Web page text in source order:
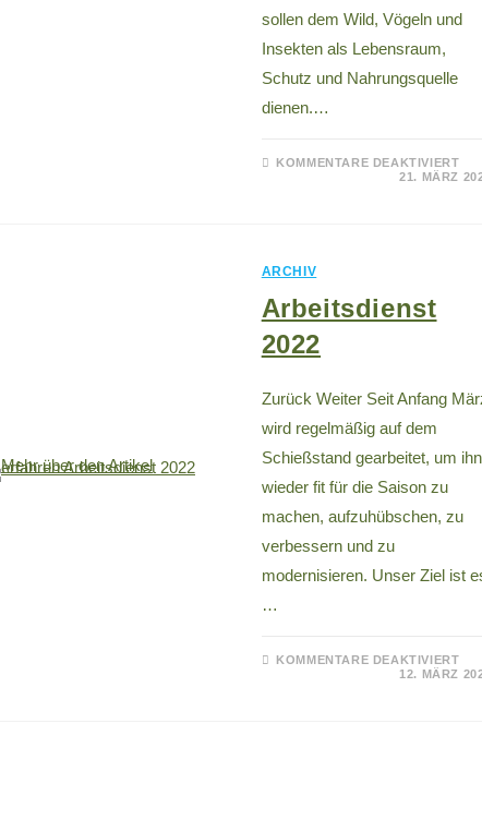
sollen dem Wild, Vögeln und
Insekten als Lebensraum,
Schutz und Nahrungsquelle
dienen.…
KOMMENTARE DEAKTIVIERT
21. MÄRZ
ARCHIV
Arbeitsdienst
2022
Zurück Weiter Seit Anfang
wird regelmäßig auf dem
Schießstand gearbeitet, um ihn
wieder fit für die Saison zu
machen, aufzuhübschen, zu
verbessern und zu
modernisieren. Unser Ziel ist
…
KOMMENTARE DEAKTIVIERT
12. MÄRZ